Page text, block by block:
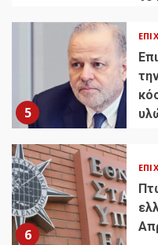
5
6